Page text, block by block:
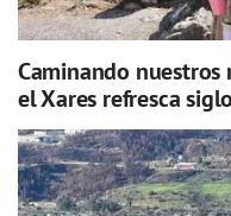
Caminando
el Xares refresca